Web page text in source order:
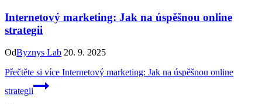
Internetový marketing: Jak na úspěšnou online
strategii
OdByznys Lab 20. 9. 2025
Přečtěte si více Internetový marketing: Jak na úspěšnou online
strategii